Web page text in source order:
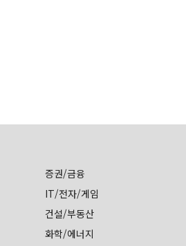
증권/금융
IT/전자/게임
건설/부동산
화학/에너지